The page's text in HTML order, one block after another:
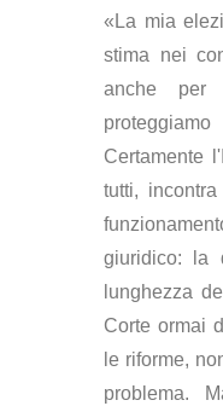
«La mia
stima nei
anche
Certamente
tutti,
giuridico: la
lunghezza
Corte ormai
le riforme,
problema.